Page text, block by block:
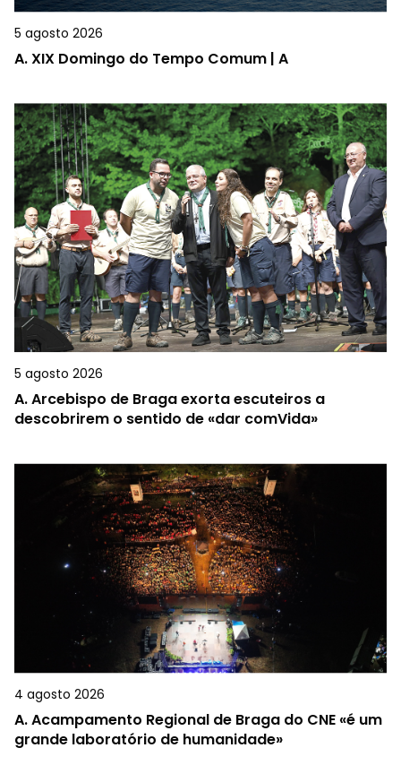
5 agosto 2026
A.XIX Domingo do Tempo Comum | A
5 agosto 2026
A.Arcebispo de Braga exorta escuteiros a
descobrirem o sentido de «dar comVida»
4 agosto 2026
A.Acampamento Regional de Braga do CNE «é um
grande laboratório de humanidade»